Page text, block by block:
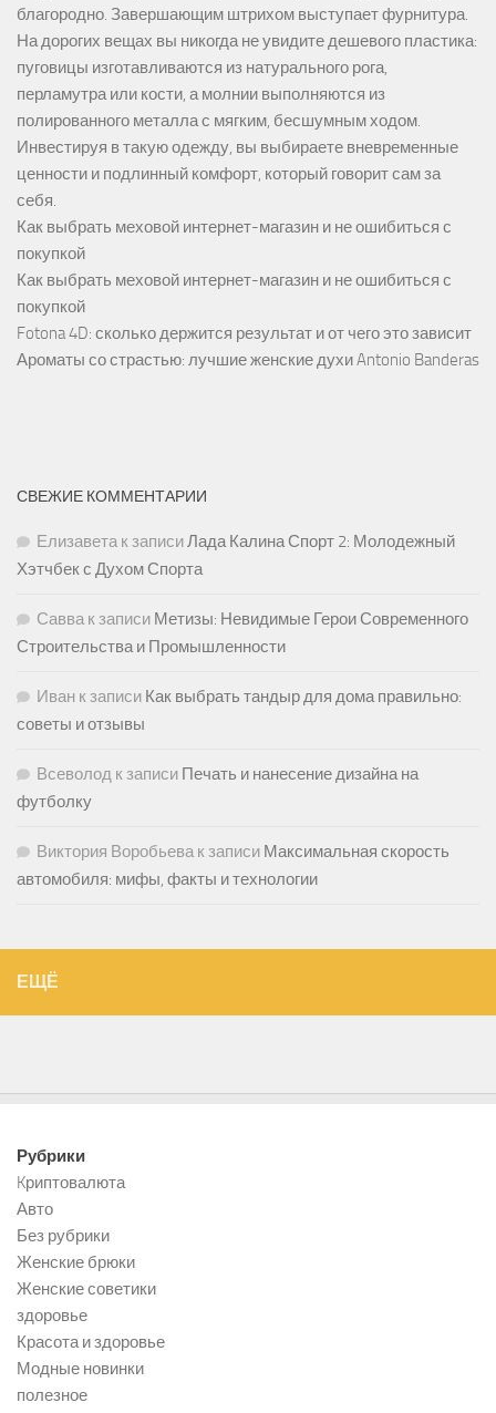
благородно. Завершающим штрихом выступает фурнитура.
На дорогих вещах вы никогда не увидите дешевого пластика:
пуговицы изготавливаются из натурального рога,
перламутра или кости, а молнии выполняются из
полированного металла с мягким, бесшумным ходом.
Инвестируя в такую одежду, вы выбираете вневременные
ценности и подлинный комфорт, который говорит сам за
себя.
Как выбрать меховой интернет-магазин и не ошибиться с
покупкой
Как выбрать меховой интернет-магазин и не ошибиться с
покупкой
Fotona 4D: сколько держится результат и от чего это зависит
Ароматы со страстью: лучшие женские духи Antonio Banderas
СВЕЖИЕ КОММЕНТАРИИ
Елизаветак записиЛада Калина Спорт 2: Молодежный
Хэтчбек с Духом Спорта
Саввак записи Метизы: Невидимые Герои Современного
Строительства и Промышленности
Иван к записи Как выбрать тандыр для дома правильно:
советы и отзывы
Всеволод к записи Печать и нанесение дизайна на
футболку
Виктория Воробьевак записи Максимальная скорость
автомобиля: мифы, факты и технологии
ЕЩЁ
Рубрики
Kриптовалюта
Авто
Без рубрики
Женские брюки
Женские советики
здоровье
Красота и здоровье
Модные новинки
полезное